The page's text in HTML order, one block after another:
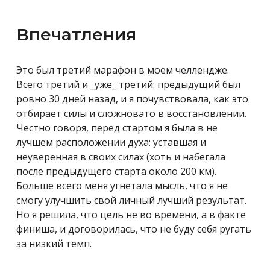
Впечатления
Это был третий марафон в моем челлендже.
Всего третий и _уже_ третий: предыдущий был
ровно 30 дней назад, и я почувствовала, как это
отбирает силы и сложновато в восстановлении.
Честно говоря, перед стартом я была в не
лучшем расположении духа: уставшая и
неуверенная в своих силах (хоть и набегала
после предыдущего старта около 200 км).
Больше всего меня угнетала мысль, что я не
смогу улучшить свой личный лучший результат.
Но я решила, что цель не во времени, а в факте
финиша, и договорилась, что не буду себя ругать
за низкий темп.